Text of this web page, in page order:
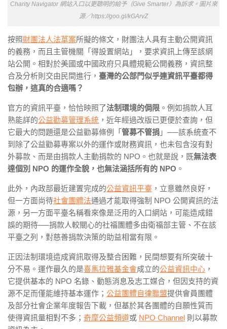
Charity Navigator 網站入口以更聰明的給予（Give Smarter）為訴求。圖片來
源／https://goo.gl/kGArvZ
按照財團法人法草案所擬的條文，財團法人具有主動公開資訊
的義務，而且主管機關「得設置網站」，要求資訊上傳至該網
站公開。相對於美國或中國政府只具體規範公開義務，資訊整
合及分析則交由民間進行， 臺灣的公部門似乎連資訊平臺都得
包辦，這真的合適嗎？
官方的資訊平臺，恰恰映照了法制環境的侷限 。例如捐款人耳
熟能詳的公益勸募管理系統 ，近年經過改版已更便於查詢，但
它最大的問題還是公益勸募條例「 管募不管捐 」──該系統查不
到除了公益勸募專案以外的運作或財務資訊，也未包含沒有對
外募款、而是由捐款人主動捐款的 NPO。也就是說，既無法表
達個別 NPO 的運作全貌，也無法涵括所有的 NPO 。
此外，內政部最近建置完成的公益資訊平臺 ，立意雖然良好，
但一方面尚待社會團體法通過才能取得強制 NPO 公開資訊的法
源，另一方面平臺名稱看來像是泛用的入口網站，可能造成錯
誤的期待──捐款人較關心的社福團體多由衛福部主管、不在該
平臺之列，對慈善捐款決策的助益相當有限。
正因法制環境造成資訊取得及整合困難，民間想要有所突破十
分不易。運作最久的是喜馬拉雅基金會成立的公益資訊中心 ，
它提供基本的 NPO 名錄、動態消息及志工媒合，但因支持的資
源不足而僅能維持基本運作； 公益團體自律聯盟提供會員團體
及部分社會企業年度報告下載，但基於其各團體的自願性質而
使得資訊量相對不多； 奇摩公益頻道或 NPO Channel 則以募款